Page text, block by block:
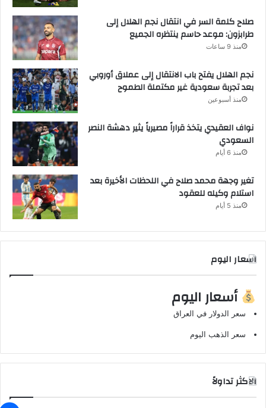
صلاح كلمة السر في انتقال نجم الهلال إلى
طرابزون: موعد حاسم ينتظره الجميع
منذ 9 ساعات
نجم الهلال يفتح باب الانتقال إلى عملاق أوروبي
بعد تجربة سعودية غير مكتملة الطموح
منذ أسبوعين
نواف العقيدي يتخذ قراراً مصيرياً يثير دهشة النصر
السعودي
منذ 6 أيام
تغير وجهة محمد صلاح في اللحظات الأخيرة بعد
استلام وكيله للعقود
منذ 5 أيام
اسعار اليوم
أسعار اليوم
سعر الدولار في العراق
سعر الذهب اليوم
الاكثر تداولاً